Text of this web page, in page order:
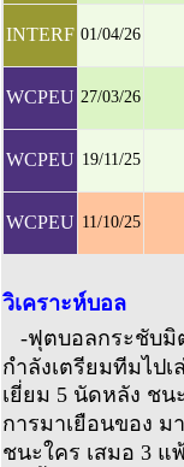
INTERF 01/04/26
WCPEU 27/03/26
WCPEU 19/11/25
WCPEU 11/10/25
วิเคราะห์บอล
-ฟุตบอลกระชับมิ
กำลังเตรียมทีมไป
เยี่ยม 5 นัดหลัง ชน
การมาเยือนของ ม
ชนะใคร เสมอ 3